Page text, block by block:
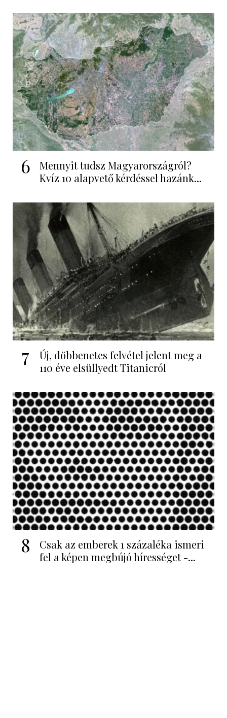
6
Mennyit tudsz Magyarországról?
Kvíz 10 alapvető kérdéssel hazánk...
7
Új, döbbenetes felvétel jelent meg a
110 éve elsüllyedt Titanicról
8
Csak az emberek 1 százaléka ismeri
fel a képen megbújó hírességet -...